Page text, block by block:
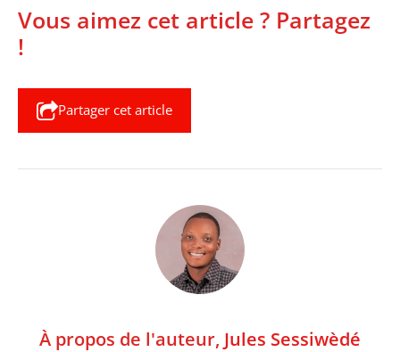
Vous aimez cet article ? Partagez
!
Partager cet article
À propos de l'auteur, Jules Sessiwèdé